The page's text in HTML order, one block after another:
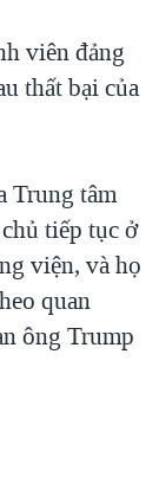
viên đảng
thất bại của
Trung tâm
tiếp tục ở
viện, và họ
quan
ông Trump